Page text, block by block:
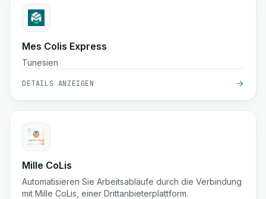
Mes Colis Express
Tunesien
DETAILS ANZEIGEN
Mille CoLis
Automatisieren Sie Arbeitsabläufe durch die Verbindung
mit Mille CoLis, einer Drittanbieterplattform.